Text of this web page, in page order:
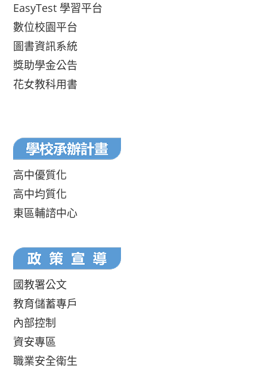
EasyTest 學習平台
數位校園平台
圖書資訊系統
獎助學金公告
花女教科用書
高中優質化
高中均質化
東區輔諮中心
國教署公文
教育儲蓄專戶
內部控制
資安專區
職業安全衛生